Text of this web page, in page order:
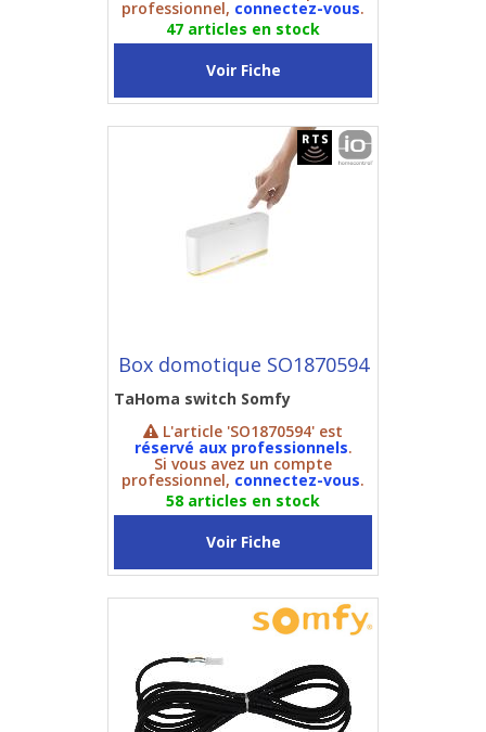
professionnel, connectez-vous.
47 articles en stock
Voir Fiche
Box domotique SO1870594
TaHoma switch Somfy
L'article 'SO1870594' est
réservé aux professionnels.
Si vous avez un compte
professionnel, connectez-vous.
58 articles en stock
Voir Fiche